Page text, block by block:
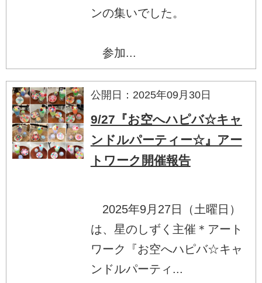
ンの集いでした。
参加...
公開日：2025年09月30日
9/27『お空へハピバ☆キャ
ンドルパーティー☆』アー
トワーク開催報告
2025年9月27日（土曜日）
は、星のしずく主催＊アート
ワーク『お空へハピバ☆キャ
ンドルパーティ...